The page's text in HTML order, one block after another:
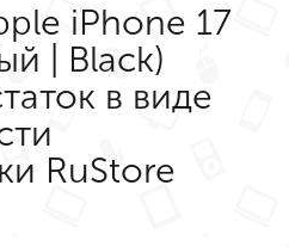
iPhone 17
| Black)
в виде
RuStore